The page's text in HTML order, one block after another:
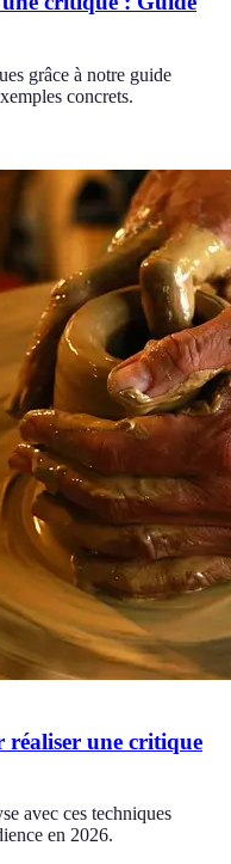
grâce à notre guide
concrets.
réaliser une critique
avec ces techniques
en 2026.